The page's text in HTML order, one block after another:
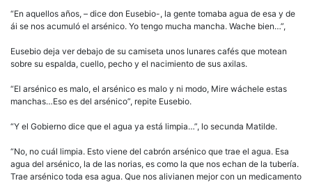
“En aquellos años, – dice don Eusebio-, la gente tomaba agua de esa y de
ái se nos acumuló el arsénico. Yo tengo mucha mancha. Wache bien…”,
Eusebio deja ver debajo de su camiseta unos lunares cafés que motean
sobre su espalda, cuello, pecho y el nacimiento de sus axilas.
“El arsénico es malo, el arsénico es malo y ni modo, Mire wáchele estas
manchas…Eso es del arsénico”, repite Eusebio.
“Y el Gobierno dice que el agua ya está limpia…”, lo secunda Matilde.
“No, no cuál limpia. Esto viene del cabrón arsénico que trae el agua. Esa
agua del arsénico, la de las norias, es como la que nos echan de la tubería.
Trae arsénico toda esa agua. Que nos alivianen mejor con un medicamento